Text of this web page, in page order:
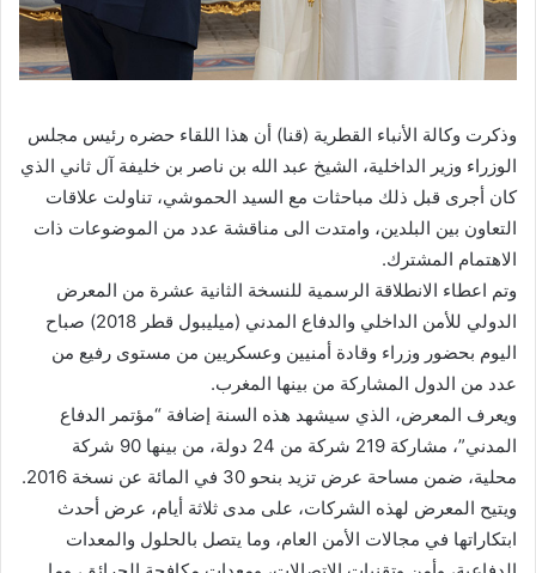
وذكرت وكالة الأنباء القطرية (قنا) أن هذا اللقاء حضره رئيس مجلس
الوزراء وزير الداخلية، الشيخ عبد الله بن ناصر بن خليفة آل ثاني الذي
كان أجرى قبل ذلك مباحثات مع السيد الحموشي، تناولت علاقات
التعاون بين البلدين، وامتدت الى مناقشة عدد من الموضوعات ذات
الاهتمام المشترك.
وتم اعطاء الانطلاقة الرسمية للنسخة الثانية عشرة من المعرض
الدولي للأمن الداخلي والدفاع المدني (ميليبول قطر 2018) صباح
اليوم بحضور وزراء وقادة أمنيين وعسكريين من مستوى رفيع من
عدد من الدول المشاركة من بينها المغرب.
ويعرف المعرض، الذي سيشهد هذه السنة إضافة “مؤتمر الدفاع
المدني”، مشاركة 219 شركة من 24 دولة، من بينها 90 شركة
محلية، ضمن مساحة عرض تزيد بنحو 30 في المائة عن نسخة 2016.
ويتيح المعرض لهذه الشركات، على مدى ثلاثة أيام، عرض أحدث
ابتكاراتها في مجالات الأمن العام، وما يتصل بالحلول والمعدات